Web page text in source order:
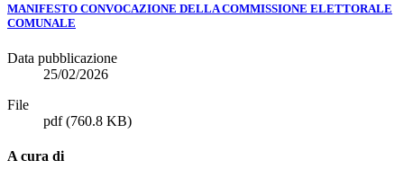
MANIFESTO CONVOCAZIONE DELLA COMMISSIONE ELETTORALE
COMUNALE
Data pubblicazione
25/02/2026
File
pdf(760.8 KB)
A cura di